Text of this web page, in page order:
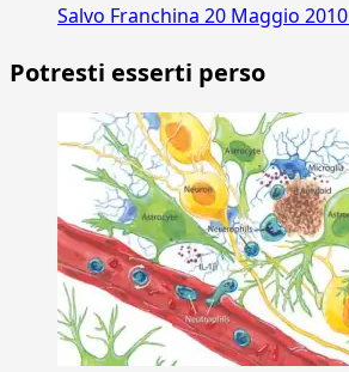
Salvo Franchina 20 Maggio 2010
Potresti esserti perso